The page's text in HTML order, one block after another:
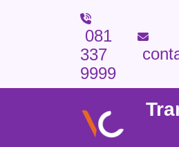
081
337
9999